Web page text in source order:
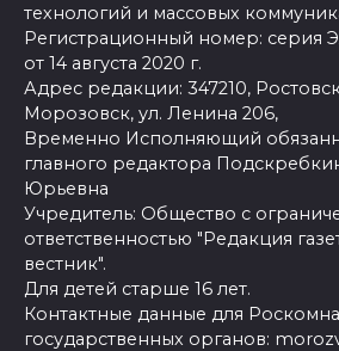
технологий и массовых
Регистрационный номер: серия
от 14 августа 2020 г.
Адрес редакции: 347210,
Морозовск, ул. Ленина 206,
Временно Исполняющий
главного редактора
Юрьевна
Учредитель: Общество с
ответственностью "Редакция
вестник".
Для детей старше 16 лет.
Контактные данные для
государственных органов: